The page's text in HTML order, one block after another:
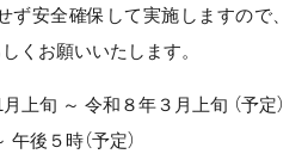
ず安全確保して実施しますので、
くお願いいたします。
旬 ～ 令和８年３月上旬 （予定）
後５時（予定）